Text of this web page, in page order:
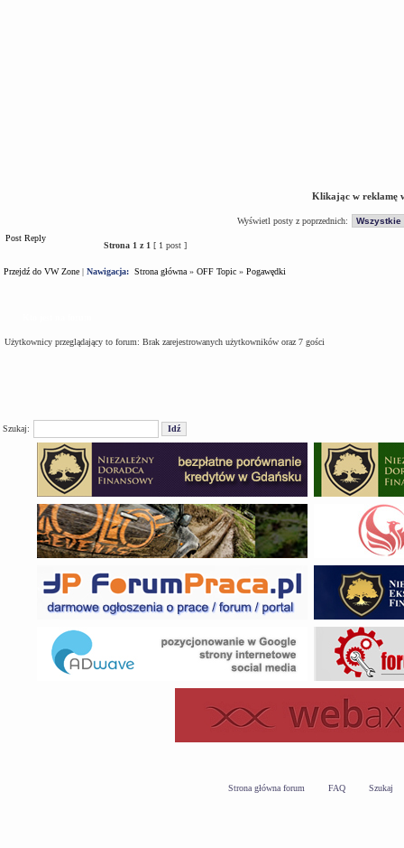
Klikając w reklamę
Wyświetl posty z poprzednich:
Post Reply
Strona 1 z 1 [ 1 post ]
Przejdź do VW Zone | Nawigacja: Strona główna » OFF Topic » Pogawędki
Użytkownicy przeglądający to forum: Brak zarejestrowanych użytkowników oraz 7 gości
Szukaj:
Strona główna forum FAQ Szukaj